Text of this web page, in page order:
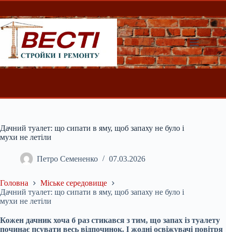
Перейти
вмісту
Дачний туалет: що сипати в яму, щоб запаху не було і
мухи не летіли
Петро Семененко 07.03.2026
Головна
Міське середовище
Дачний туалет: що сипати в яму, щоб запаху не було і
мухи не летіли
Кожен дачник хоча б раз стикався з тим, що запах із туалету
починає псувати весь відпочинок. І жодні освіжувачі повітря